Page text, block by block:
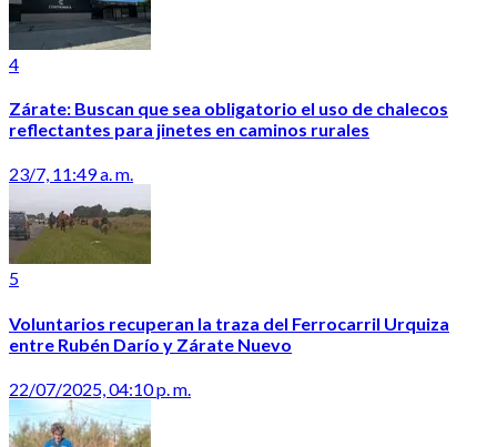
4
Zárate: Buscan que sea obligatorio el uso de chalecos
reflectantes para jinetes en caminos rurales
23/7, 11:49 a. m.
5
Voluntarios recuperan la traza del Ferrocarril Urquiza
entre Rubén Darío y Zárate Nuevo
22/07/2025, 04:10 p. m.